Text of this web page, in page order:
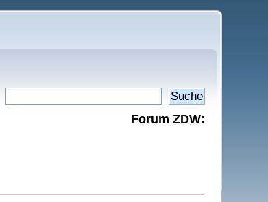
Forum ZDW: